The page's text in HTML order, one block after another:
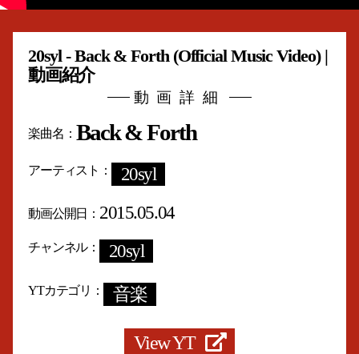
20syl - Back & Forth (Official Music Video) |
動画紹介
動画詳細
楽曲名 Back & Forth
アーティスト 20syl
動画公開日 2015.05.04
チャンネル 20syl
YTカテゴリ 音楽
View YT